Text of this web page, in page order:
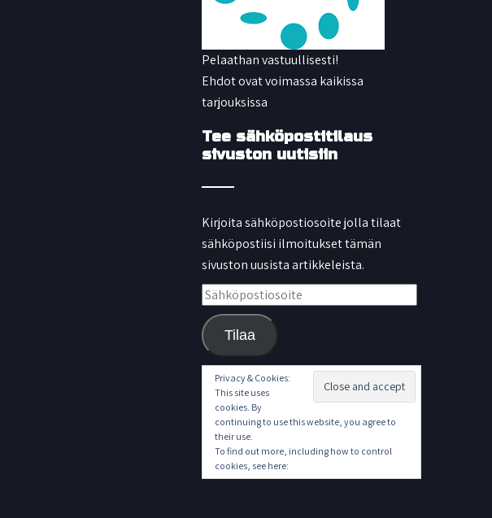
Pelaathan vastuullisesti!
Ehdot ovat voimassa kaikissa
tarjouksissa
Tee sähköpostitilaus
sivuston uutisiin
Kirjoita sähköpostiosoite jolla tilaat
sähköpostiisi ilmoitukset tämän
sivuston uusista artikkeleista.
Sähköpostiosoite
Tilaa
Privacy & Cookies:
This site uses
cookies. By
continuing to use this website, you agree to
their use.
To find out more, including how to control
cookies, see here: